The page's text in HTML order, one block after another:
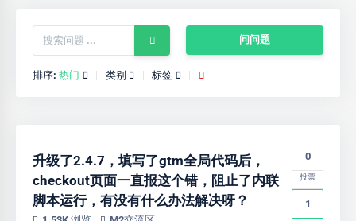
问问题
排序: 热门 类别 标签
升级了2.4.7，填写了gtm全局代码后，
checkout页面一直报这个错，阻止了内联
脚本运行，有没有什么办法解决呀？
0
投票
1